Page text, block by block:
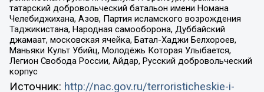
татарский добровольческий батальон имени Номана
Челебиджихана, Азов, Партия исламского возрождения
Таджикистана, Народная самооборона, Дуббайский
джамаат, московская ячейка, Батал-Хаджи Белхороев,
Маньяки Культ Убийц, Молодёжь Которая Улыбается,
Легион Свобода России, Айдар, Русский добровольческий
корпус
Источник: http://nac.gov.ru/terroristicheskie-i-